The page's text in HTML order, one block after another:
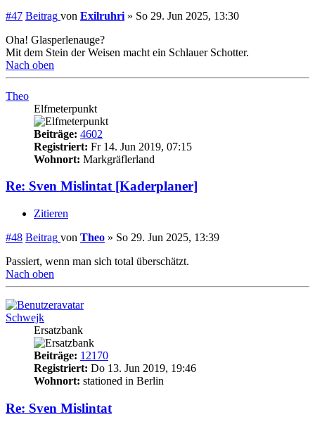
#47 Beitrag von Exilruhri » So 29. Jun 2025, 13:30
Oha! Glasperlenauge?
Mit dem Stein der Weisen macht ein Schlauer Schotter.
Nach oben
Theo
Elfmeterpunkt
Beiträge: 4602
Registriert: Fr 14. Jun 2019, 07:15
Wohnort: Markgräflerland
Re: Sven Mislintat [Kaderplaner]
Zitieren
#48 Beitrag von Theo » So 29. Jun 2025, 13:39
Passiert, wenn man sich total überschätzt.
Nach oben
Schwejk
Ersatzbank
Beiträge: 12170
Registriert: Do 13. Jun 2019, 19:46
Wohnort: stationed in Berlin
Re: Sven Mislintat